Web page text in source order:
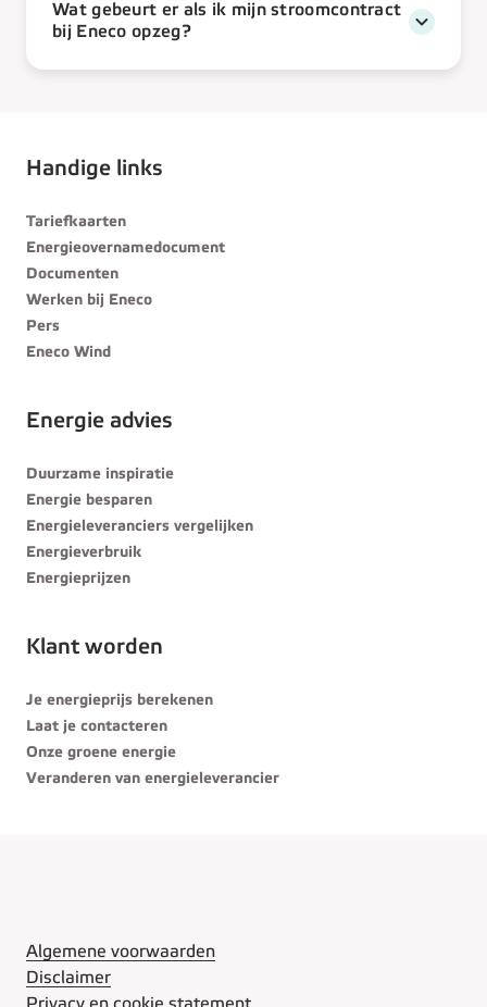
Wat gebeurt er als ik mijn stroomcontract
bij Eneco opzeg?
Handige links
Tariefkaarten
Energieovernamedocument
Documenten
Werken bij Eneco
Pers
Eneco Wind
Energie advies
Duurzame inspiratie
Energie besparen
Energieleveranciers vergelijken
Energieverbruik
Energieprijzen
Klant worden
Je energieprijs berekenen
Laat je contacteren
Onze groene energie
Veranderen van energieleverancier
Algemene voorwaarden
Disclaimer